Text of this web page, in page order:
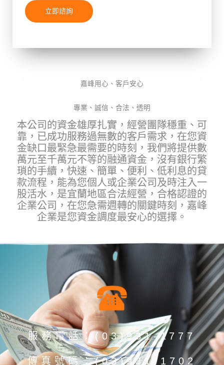
立即諮詢
嘉峰用心、客戶安心
專業、誠信、合法、透明
本公司的資金雄厚扎實，經營團隊穩重、可
靠，已成功服務過無數的客戶需求，在您資
金缺口最緊急最需要的時刻，我們將提供數
萬元至千萬元不等的融通資金，沒有銀行繁
瑣的手續，快速、簡單、便利、低利息的貸
款流程，能為您個人或企業公司及時注入一
股活水，是宜蘭地區合法經營，合格認證的
企業公司，在您急需週轉的關鍵時刻，嘉峰
企業是您資金調度最安心的選擇。
服務電話：(03)931-1777
傳真號碼：(03)931-1702